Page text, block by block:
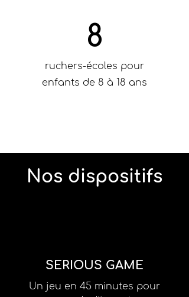
8
ruchers-écoles pour
enfants de 8 à 18 ans
Nos dispositifs
SERIOUS GAME
Un jeu en 45 minutes pour